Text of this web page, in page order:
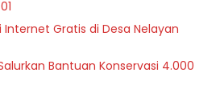
Internet Gratis di Desa Nelayan
Bantuan Konservasi 4.000